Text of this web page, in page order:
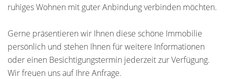
ruhiges Wohnen mit guter Anbindung verbinden möchten.
Gerne präsentieren wir Ihnen diese schöne Immobilie
persönlich und stehen Ihnen für weitere Informationen
oder einen Besichtigungstermin jederzeit zur Verfügung.
Wir freuen uns auf Ihre Anfrage.